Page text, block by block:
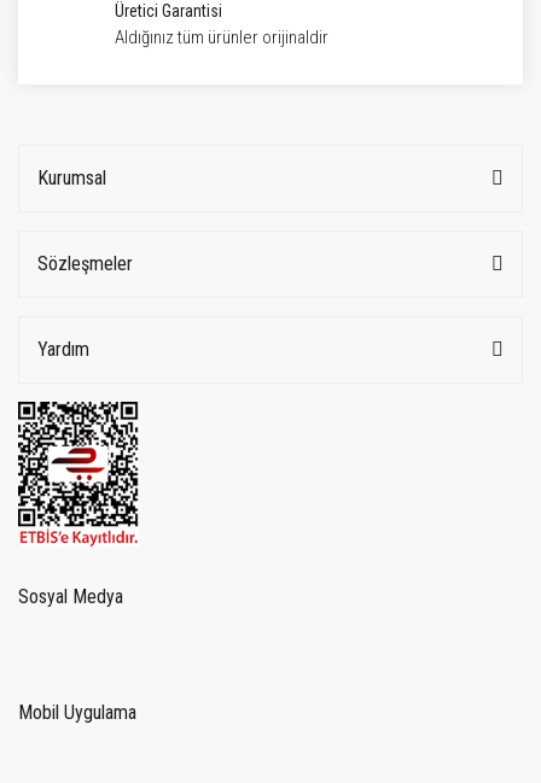
Üretici Garantisi
Aldığınız tüm ürünler orijinaldir
Kurumsal
Sözleşmeler
Yardım
Sosyal Medya
Mobil Uygulama